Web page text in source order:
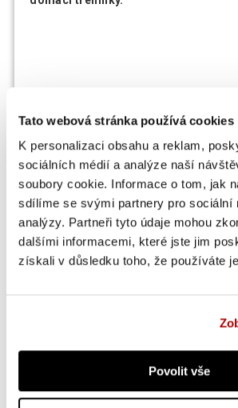
Tato webová stránka používá cookies
K personalizaci obsahu a reklam,
sociálních médií a analýze naší
soubory cookie. Informace o tom, jak
sdílíme se svými partnery pro sociální
analýzy. Partneři tyto údaje mohou
dalšími informacemi, které jste jim
získali v důsledku toho, že používáte
Povolit vše
OSTATNÍ SI TAKÉ